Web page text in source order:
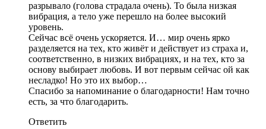
разрывало (голова страдала очень). То была низкая
вибрация, а тело уже перешло на более высокий
уровень.
Сейчас всё очень ускоряется. И… мир очень ярко
разделяется на тех, кто живёт и действует из страха и,
соответственно, в низких вибрациях, и на тех, кто за
основу выбирает любовь. И вот первым сейчас ой как
несладко! Но это их выбор…
Спасибо за напоминание о благодарности! Нам точно
есть, за что благодарить.
Ответить